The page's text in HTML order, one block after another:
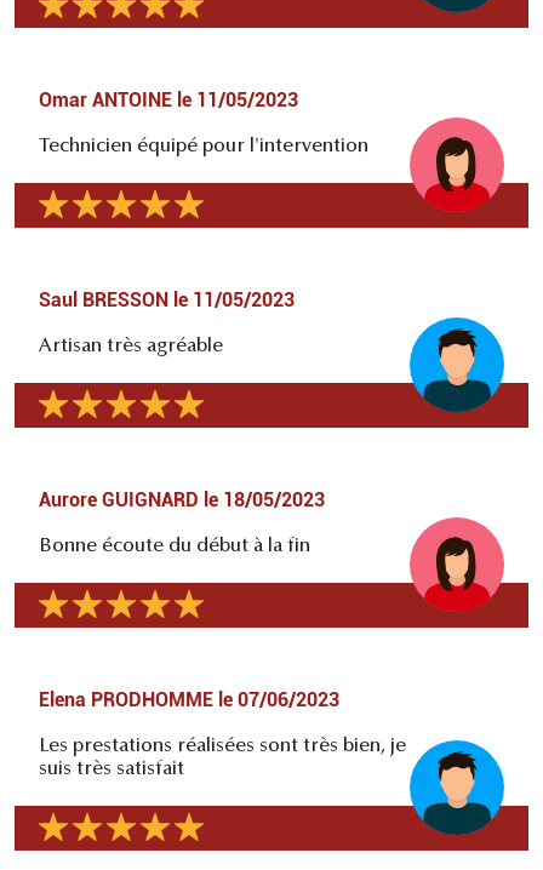
Omar ANTOINE le 11/05/2023
Technicien équipé pour l'intervention
Saul BRESSON le 11/05/2023
Artisan très agréable
Aurore GUIGNARD le 18/05/2023
Bonne écoute du début à la fin
Elena PRODHOMME le 07/06/2023
Les prestations réalisées sont très bien, je
suis très satisfait